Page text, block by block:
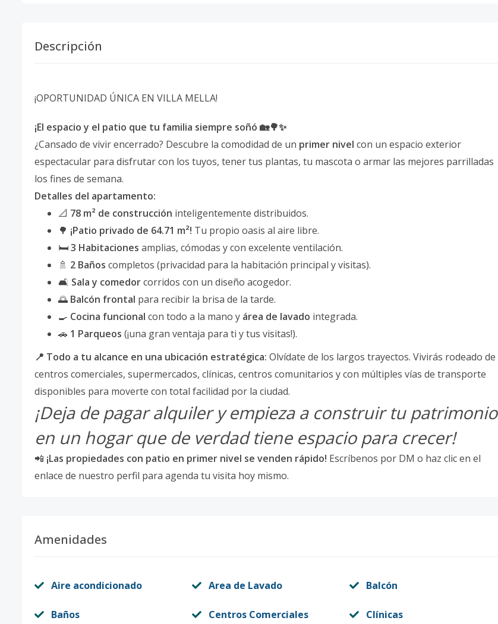
Descripción
¡OPORTUNIDAD ÚNICA EN VILLA MELLA!
¡El espacio y el patio que tu familia siempre soñó 🏡🌳✨
¿Cansado de vivir encerrado? Descubre la comodidad de un primer nivel con un espacio exterior
espectacular para disfrutar con los tuyos, tener tus plantas, tu mascota o armar las mejores parrilladas
los fines de semana.
Detalles del apartamento:
📐 78 m² de construcción inteligentemente distribuidos.
🌳 ¡Patio privado de 64.71 m²! Tu propio oasis al aire libre.
🛏️3 Habitaciones amplias, cómodas y con excelente ventilación.
🚿 2 Baños completos (privacidad para la habitación principal y visitas).
🛋️ Sala y comedorcorridos con un diseño acogedor.
🌅 Balcón frontal para recibir la brisa de la tarde.
🍳 Cocina funcional con todo a la mano y área de lavado integrada.
🚗 1 Parqueos (¡una gran ventaja para ti y tus visitas!).
📍 Todo a tu alcance en una ubicación estratégica: Olvídate de los largos trayectos. Vivirás rodeado de
centros comerciales, supermercados, clínicas, centros comunitarios y con múltiples vías de transporte
disponibles para moverte con total facilidad por la ciudad.
¡Deja de pagar alquiler y empieza a construir tu patrimonio
en un hogar que de verdad tiene espacio para crecer!
📲 ¡Las propiedades con patio en primer nivel se venden rápido! Escríbenos por DM o haz clic en el
enlace de nuestro perfil para agenda tu visita hoy mismo.
Amenidades
Aire acondicionado Area de Lavado Balcón
Baños
Centros Comerciales
Clínicas